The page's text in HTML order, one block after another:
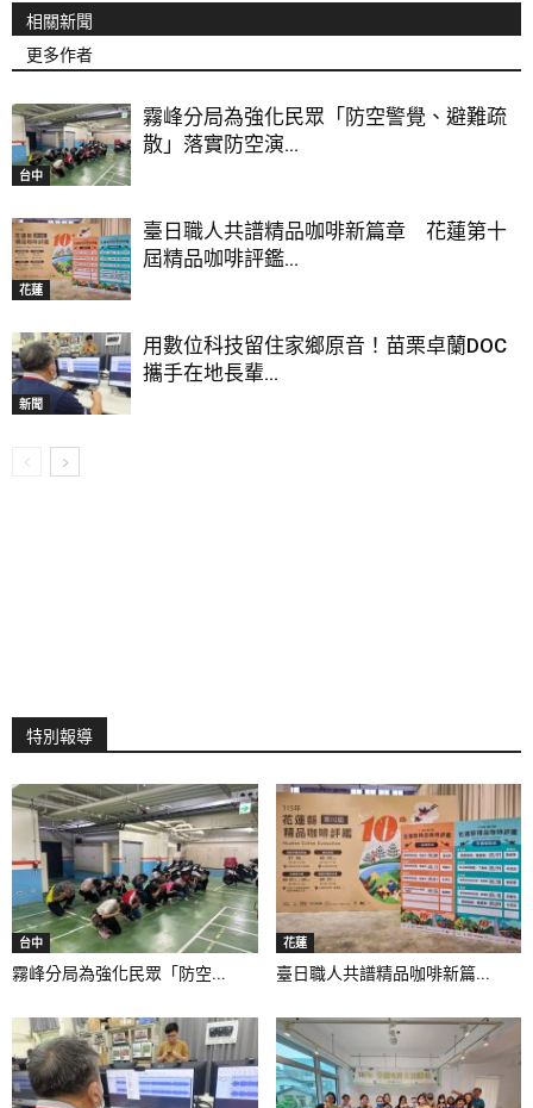
相關新聞
更多作者
台中
霧峰分局為強化民眾「防空警覺、避難疏
散」落實防空演...
花蓮
臺日職人共譜精品咖啡新篇章 花蓮第十
屆精品咖啡評鑑...
新聞
用數位科技留住家鄉原音！苗栗卓蘭DOC
攜手在地長輩...
特別報導
台中
霧峰分局為強化民眾「防空...
花蓮
臺日職人共譜精品咖啡新篇...